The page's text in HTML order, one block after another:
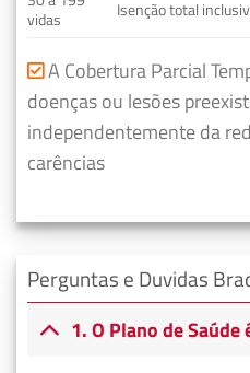
vidas
Isenção total
A Cobertura Parcial
doenças ou lesões
independentemente da
carências
Perguntas e Duvidas
1. O Plano de Saúde